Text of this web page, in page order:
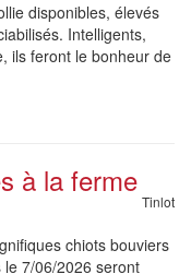
disponibles, élevés
Intelligents,
ils feront le bonheur de
à la ferme
Tinlot
chiots bouviers
7/06/2026 seront